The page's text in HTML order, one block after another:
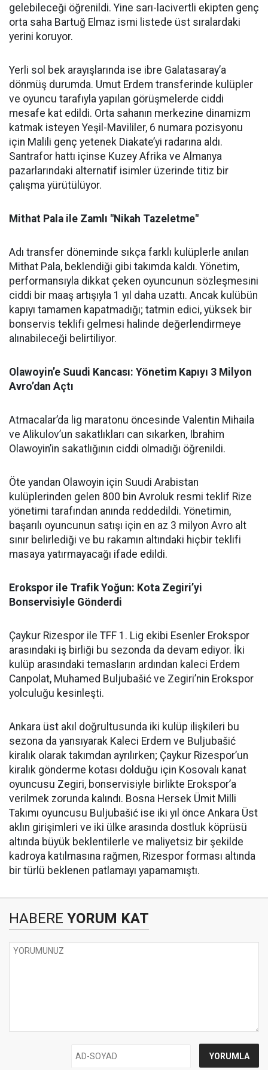
gelebileceği öğrenildi. Yine sarı-lacivertli ekipten genç
orta saha Bartuğ Elmaz ismi listede üst sıralardaki
yerini koruyor.
Yerli sol bek arayışlarında ise ibre Galatasaray’a
dönmüş durumda. Umut Erdem transferinde kulüpler
ve oyuncu tarafıyla yapılan görüşmelerde ciddi
mesafe kat edildi. Orta sahanın merkezine dinamizm
katmak isteyen Yeşil-Mavililer, 6 numara pozisyonu
için Malili genç yetenek Diakate’yi radarına aldı.
Santrafor hattı içinse Kuzey Afrika ve Almanya
pazarlarındaki alternatif isimler üzerinde titiz bir
çalışma yürütülüyor.
Mithat Pala ile Zamlı "Nikah Tazeletme"
Adı transfer döneminde sıkça farklı kulüplerle anılan
Mithat Pala, beklendiği gibi takımda kaldı. Yönetim,
performansıyla dikkat çeken oyuncunun sözleşmesini
ciddi bir maaş artışıyla 1 yıl daha uzattı. Ancak kulübün
kapıyı tamamen kapatmadığı; tatmin edici, yüksek bir
bonservis teklifi gelmesi halinde değerlendirmeye
alınabileceği belirtiliyor.
Olawoyin’e Suudi Kancası: Yönetim Kapıyı 3 Milyon
Avro’dan Açtı
Atmacalar’da lig maratonu öncesinde Valentin Mihaila
ve Alikulov’un sakatlıkları can sıkarken, Ibrahim
Olawoyin’in sakatlığının ciddi olmadığı öğrenildi.
Öte yandan Olawoyin için Suudi Arabistan
kulüplerinden gelen 800 bin Avroluk resmi teklif Rize
yönetimi tarafından anında reddedildi. Yönetimin,
başarılı oyuncunun satışı için en az 3 milyon Avro alt
sınır belirlediği ve bu rakamın altındaki hiçbir teklifi
masaya yatırmayacağı ifade edildi.
Erokspor ile Trafik Yoğun: Kota Zegiri’yi
Bonservisiyle Gönderdi
Çaykur Rizespor ile TFF 1. Lig ekibi Esenler Erokspor
arasındaki iş birliği bu sezonda da devam ediyor. İki
kulüp arasındaki temasların ardından kaleci Erdem
Canpolat, Muhamed Buljubašić ve Zegiri’nin Erokspor
yolculuğu kesinleşti.
Ankara üst akıl doğrultusunda iki kulüp ilişkileri bu
sezona da yansıyarak Kaleci Erdem ve Buljubašić
kiralık olarak takımdan ayrılırken; Çaykur Rizespor’un
kiralık gönderme kotası dolduğu için Kosovalı kanat
oyuncusu Zegiri, bonservisiyle birlikte Erokspor’a
verilmek zorunda kalındı. Bosna Hersek Ümit Milli
Takımı oyuncusu Buljubašić ise iki yıl önce Ankara Üst
aklın girişimleri ve iki ülke arasında dostluk köprüsü
altında büyük beklentilerle ve maliyetsiz bir şekilde
kadroya katılmasına rağmen, Rizespor forması altında
bir türlü beklenen patlamayı yapamamıştı.
HABERE YORUM KAT